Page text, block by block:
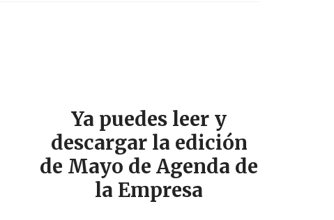
Ya puedes leer y
descargar la edición
de Mayo de Agenda de
la Empresa